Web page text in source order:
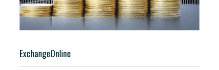
ExchangeOnline